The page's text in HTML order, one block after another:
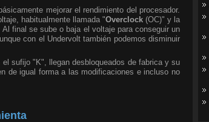
mejorar el rendimiento del procesador.
habitualmente llamada "Overclock (OC)" y la
final se sube o baja el voltaje para conseguir un
con el Undervolt también podemos disminuir
sufijo "K", llegan desbloqueados de fabrica y su
de igual forma a las modificaciones e incluso no